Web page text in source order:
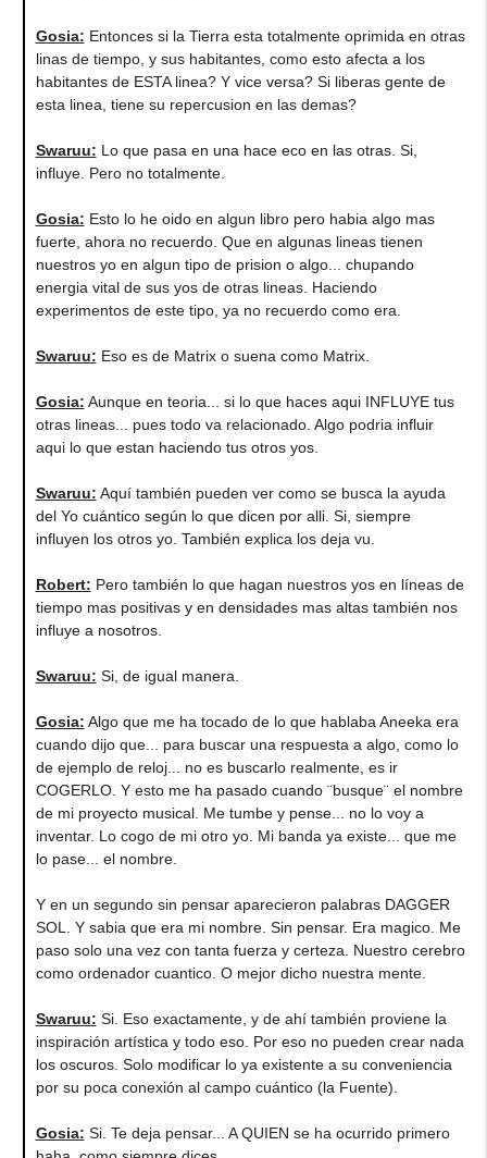
Gosia: Entonces si la Tierra esta totalmente oprimida en otras
linas de tiempo, y sus habitantes, como esto afecta a los
habitantes de ESTA linea? Y vice versa? Si liberas gente de
esta linea, tiene su repercusion en las demas?
Swaruu: Lo que pasa en una hace eco en las otras. Si,
influye. Pero no totalmente.
Gosia: Esto lo he oido en algun libro pero habia algo mas
fuerte, ahora no recuerdo. Que en algunas lineas tienen
nuestros yo en algun tipo de prision o algo... chupando
energia vital de sus yos de otras lineas. Haciendo
experimentos de este tipo, ya no recuerdo como era.
Swaruu: Eso es de Matrix o suena como Matrix.
Gosia: Aunque en teoria... si lo que haces aqui INFLUYE tus
otras lineas... pues todo va relacionado. Algo podria influir
aqui lo que estan haciendo tus otros yos.
Swaruu: Aquí también pueden ver como se busca la ayuda
del Yo cuántico según lo que dicen por alli. Si, siempre
influyen los otros yo. También explica los deja vu.
Robert: Pero también lo que hagan nuestros yos en líneas de
tiempo mas positivas y en densidades mas altas también nos
influye a nosotros.
Swaruu: Si, de igual manera.
Gosia: Algo que me ha tocado de lo que hablaba Aneeka era
cuando dijo que... para buscar una respuesta a algo, como lo
de ejemplo de reloj... no es buscarlo realmente, es ir
COGERLO. Y esto me ha pasado cuando ¨busque¨ el nombre
de mi proyecto musical. Me tumbe y pense... no lo voy a
inventar. Lo cogo de mi otro yo. Mi banda ya existe... que me
lo pase... el nombre.
Y en un segundo sin pensar aparecieron palabras DAGGER
SOL. Y sabia que era mi nombre. Sin pensar. Era magico. Me
paso solo una vez con tanta fuerza y certeza. Nuestro cerebro
como ordenador cuantico. O mejor dicho nuestra mente.
Swaruu: Si. Eso exactamente, y de ahí también proviene la
inspiración artística y todo eso. Por eso no pueden crear nada
los oscuros. Solo modificar lo ya existente a su conveniencia
por su poca conexión al campo cuántico (la Fuente).
Gosia: Si. Te deja pensar... A QUIEN se ha ocurrido primero